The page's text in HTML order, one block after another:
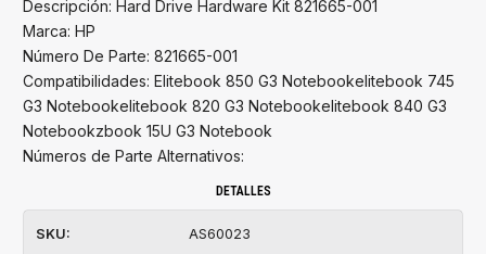
Descripción: Hard Drive Hardware Kit 821665-001
Marca: HP
Número De Parte: 821665-001
Compatibilidades: Elitebook 850 G3 Notebookelitebook 745
G3 Notebookelitebook 820 G3 Notebookelitebook 840 G3
Notebookzbook 15U G3 Notebook
Números de Parte Alternativos:
DETALLES
SKU: AS60023